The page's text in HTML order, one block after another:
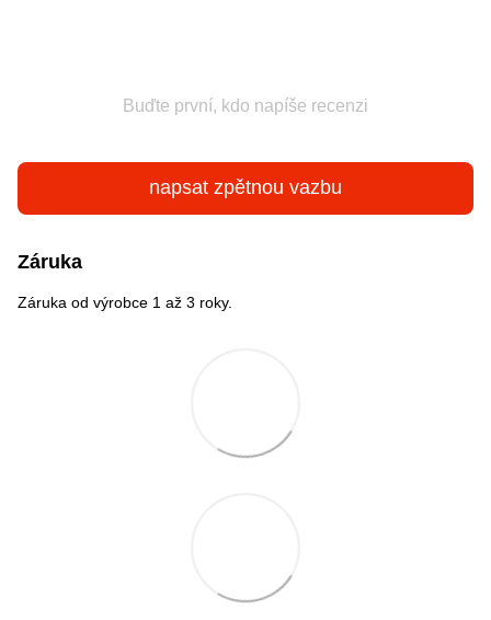
Buďte první, kdo napíše recenzi
napsat zpětnou vazbu
Záruka
Záruka od výrobce 1 až 3 roky.